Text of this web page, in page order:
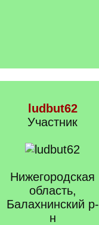
ludbut62
Участник
Нижегородская
область,
Балахнинский р-
н